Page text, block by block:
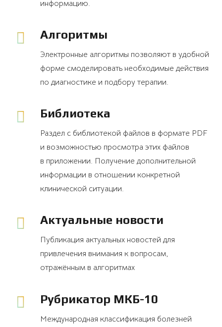
информацию.
Алгоритмы
Электронные алгоритмы позволяют в удобной
форме смоделировать необходимые действия
по диагностике и подбору терапии.
Библиотека
Раздел с библиотекой файлов в формате PDF
и возможностью просмотра этих файлов
в приложении. Получение дополнительной
информации в отношении конкретной
клинической ситуации.
Актуальные новости
Публикация актуальных новостей для
привлечения внимания к вопросам,
отражённым в алгоритмах
Рубрикатор МКБ-10
Международная классификация болезней